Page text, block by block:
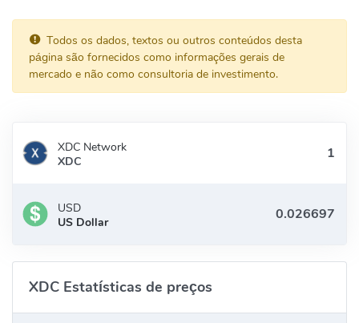
Todos os dados, textos ou outros conteúdos desta
página são fornecidos como informações gerais de
mercado e não como consultoria de investimento.
XDC Network
XDC
USD
US Dollar
XDC Estatísticas de preços